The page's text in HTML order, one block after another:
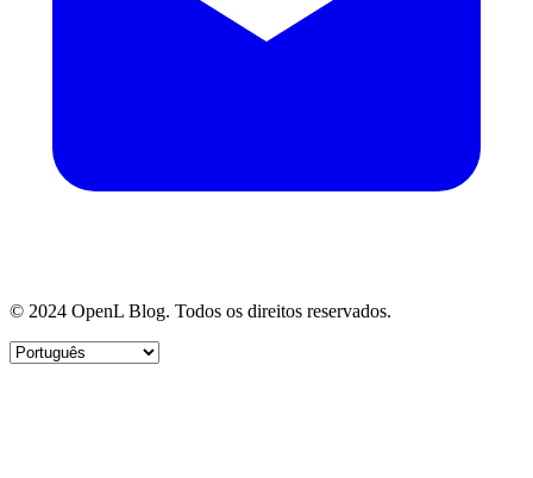
© 2024 OpenL Blog. Todos os direitos reservados.